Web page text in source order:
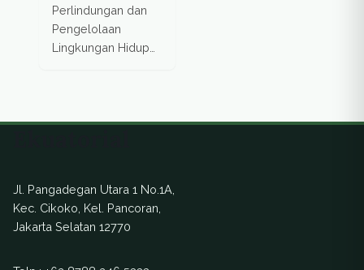
Perlindungan dan
Pengelolaan
Lingkungan Hidup
Light South (SLS)
divonis bersalah
dalam perkara
korupsi proyek
Jl. Pangadegan Utara 1 No.1A,
Kec. Cikoko, Kel. Pancoran,
Jakarta Selatan 12770